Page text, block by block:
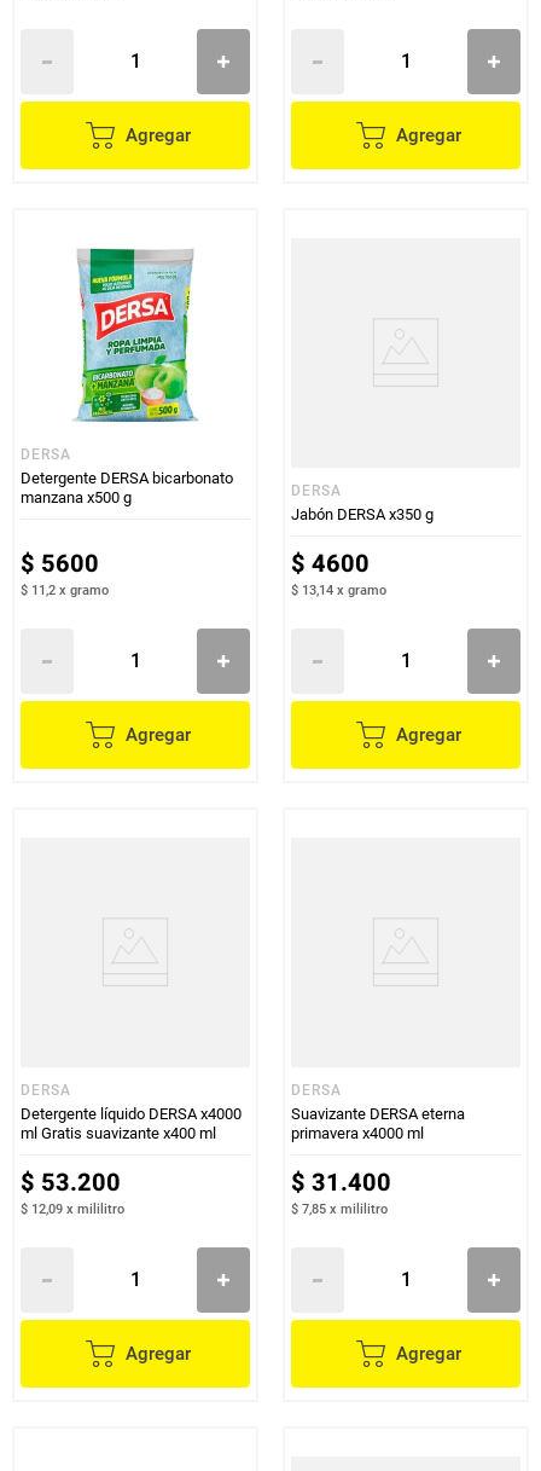
Agregar Agregar
DERSA
Detergente DERSA bicarbonato
manzana x500 g
$ 5600
$ 11,2 x gramo
Agregar
DERSA
Jabón DERSA x350 g
$ 4600
$ 13,14 x gramo
Agregar
DERSA
Detergente líquido DERSA x4000
ml Gratis suavizante x400 ml
$ 53.200
$ 12,09 x mililitro
Agregar
DERSA
Suavizante DERSA eterna
primavera x4000 ml
$ 31.400
$ 7,85 x mililitro
Agregar